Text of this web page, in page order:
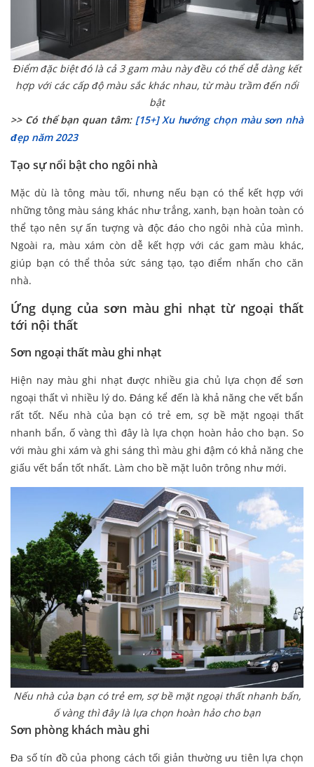
Điểm đặc biệt đó là cả 3 gam màu này đều có thể dễ dàng kết
hợp với các cấp độ màu sắc khác nhau, từ màu trầm đến nổi
bật
>> Có thể bạn quan tâm: [15+] Xu hướng chọn màu sơn nhà
đẹp năm 2023
Tạo sự nổi bật cho ngôi nhà
Mặc dù là tông màu tối, nhưng nếu bạn có thể kết hợp với
những tông màu sáng khác như trắng, xanh, bạn hoàn toàn có
thể tạo nên sự ấn tượng và độc đáo cho ngôi nhà của mình.
Ngoài ra, màu xám còn dễ kết hợp với các gam màu khác,
giúp bạn có thể thỏa sức sáng tạo, tạo điểm nhấn cho căn
nhà.
Ứng dụng của sơn màu ghi nhạt từ ngoại thất
tới nội thất
Sơn ngoại thất màu ghi nhạt
Hiện nay màu ghi nhạt được nhiều gia chủ lựa chọn để sơn
ngoại thất vì nhiều lý do. Đáng kể đến là khả năng che vết bẩn
rất tốt. Nếu nhà của bạn có trẻ em, sợ bề mặt ngoại thất
nhanh bẩn, ố vàng thì đây là lựa chọn hoàn hảo cho bạn. So
với màu ghi xám và ghi sáng thì màu ghi đậm có khả năng che
giấu vết bẩn tốt nhất. Làm cho bề mặt luôn trông như mới.
Nếu nhà của bạn có trẻ em, sợ bề mặt ngoại thất nhanh bẩn,
ố vàng thì đây là lựa chọn hoàn hảo cho bạn
Sơn phòng khách màu ghi
Đa số tín đồ của phong cách tối giản thường ưu tiên lựa chọn